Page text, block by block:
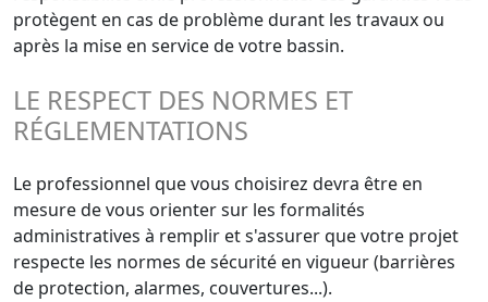
protègent en cas de problème durant les travaux ou
après la mise en service de votre bassin.
LE RESPECT DES NORMES ET
RÉGLEMENTATIONS
Le professionnel que vous choisirez devra être en
mesure de vous orienter sur les formalités
administratives à remplir et s'assurer que votre projet
respecte les normes de sécurité en vigueur (barrières
de protection, alarmes, couvertures...).